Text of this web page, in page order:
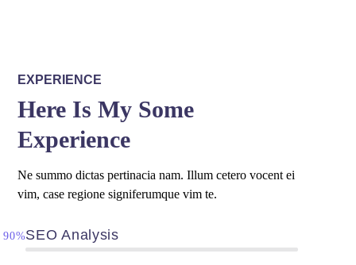
EXPERIENCE
Here Is My Some
Experience
Ne summo dictas pertinacia nam. Illum cetero vocent ei
vim, case regione signiferumque vim te.
SEO Analysis
90%